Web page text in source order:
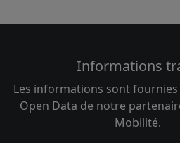
Informations
Les informations sont fournies
Open Data de notre
Mobilité.